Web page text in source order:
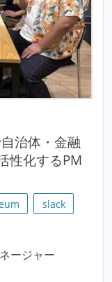
治体・金融
性化するPM
slack
ージャー